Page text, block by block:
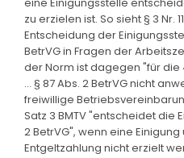
zu erzielen ist. So sieht § 3 Nr.
Entscheidung der
BetrVG in Fragen der
der Norm ist dagegen "für die
... § 87 Abs. 2 BetrVG nicht
freiwillige
Satz 3 BMTV "entscheidet die
2 BetrVG", wenn eine
Entgeltzahlung nicht erzielt